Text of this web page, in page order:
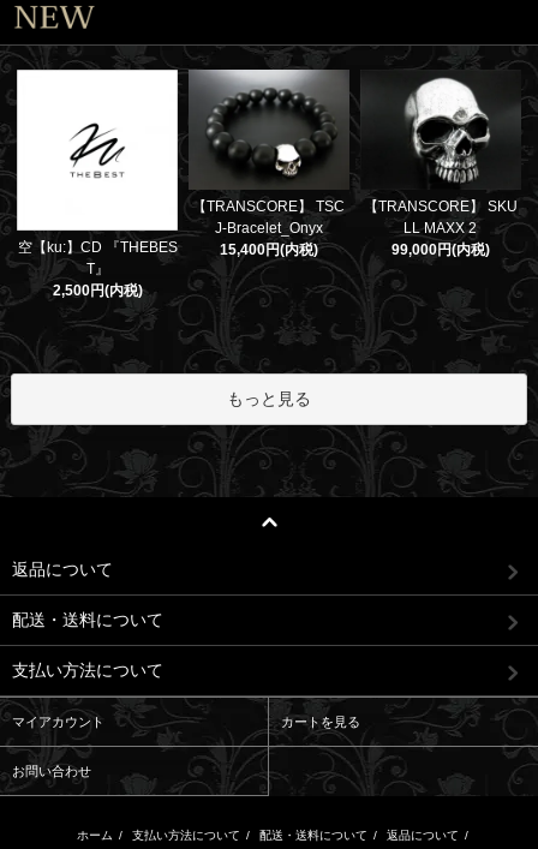
空【ku:】CD 『THEBES
T』
2,500円(内税)
【TRANSCORE】 TSC
J-Bracelet_Onyx
15,400円(内税)
【TRANSCORE】 SKU
LL MAXX 2
99,000円(内税)
もっと見る
返品について
配送・送料について
支払い方法について
マイアカウント カートを見る
お問い合わせ
ホーム / 支払い方法について / 配送・送料について / 返品について /